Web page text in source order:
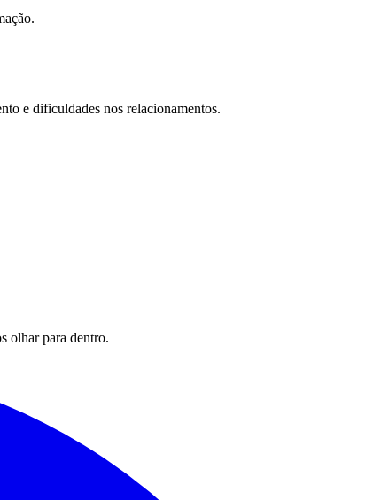
e dificuldades nos relacionamentos.
olhar para dentro.